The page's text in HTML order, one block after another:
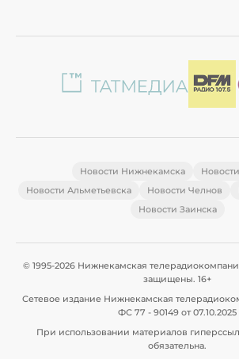
Новости Нижнекамска
Новости Альметьевска
Новости Челнов
Новости Заинска
© 1995-2026 Нижнекамская
защищены. 16+
Сетевое издание Нижнекамская
ФС 77 - 90149 от 07.10.2025
При использовании материалов
обязательна.